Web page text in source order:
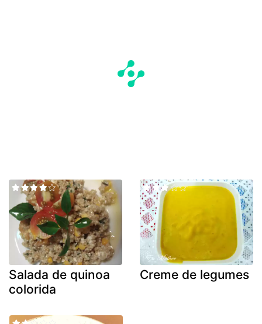
Salada de quinoa
colorida
Creme de legumes